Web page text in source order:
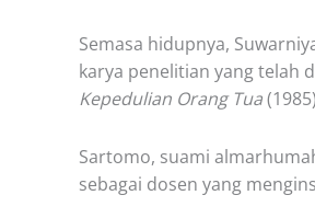
Semasa hidupnya,
karya penelitian yang telah
Kepedulian Orang Tua
Sartomo, suami
sebagai dosen yang